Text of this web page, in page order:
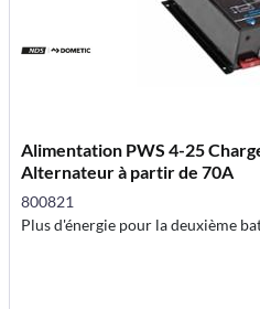
Alimentation PWS 4-25
Alternateur à partir de 70A
800821
Plus d'énergie pour la deuxième